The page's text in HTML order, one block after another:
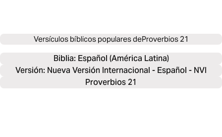
Versículos bíblicos populares deProverbios 21
Biblia: Español (América Latina)
Versión: Nueva Versión Internacional - Español - NVI
Proverbios 21